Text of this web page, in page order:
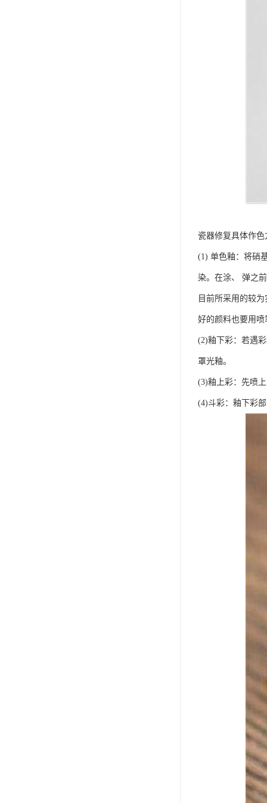
瓷器修复具体作色
(1) 单色釉：将硝
染。在涂、 弹之
目前所采用的较
好的颜料也要用
(2)釉下彩：若遇
罩光釉。
(3)釉上彩：先喷
(4)斗彩：釉下彩